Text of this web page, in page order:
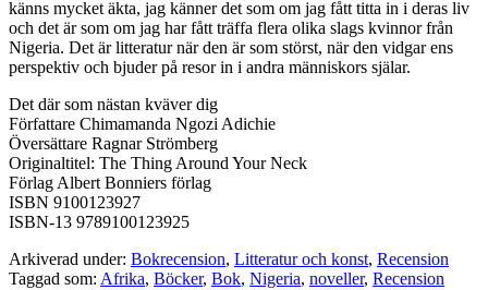
känns mycket äkta, jag känner det som om jag fått titta in i deras liv
och det är som om jag har fått träffa flera olika slags kvinnor från
Nigeria. Det är litteratur när den är som störst, när den vidgar ens
perspektiv och bjuder på resor in i andra människors själar.
Det där som nästan kväver dig
Författare Chimamanda Ngozi Adichie
Översättare Ragnar Strömberg
Originaltitel: The Thing Around Your Neck
Förlag Albert Bonniers förlag
ISBN 9100123927
ISBN-13 9789100123925
Arkiverad under: Bokrecension, Litteratur och konst, Recension
Taggad som: Afrika, Böcker, Bok, Nigeria, noveller, Recension